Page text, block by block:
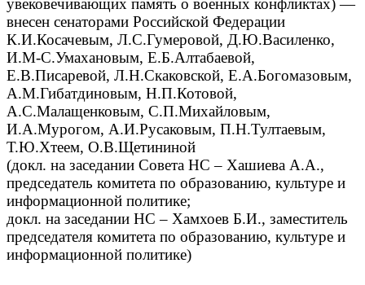
увековечивающих память о военных конфликтах) —
внесен сенаторами Российской Федерации
К.И.Косачевым, Л.С.Гумеровой, Д.Ю.Василенко,
И.М-С.Умахановым, Е.Б.Алтабаевой,
Е.В.Писаревой, Л.Н.Скаковской, Е.А.Богомазовым,
А.М.Гибатдиновым, Н.П.Котовой,
А.С.Малащенковым, С.П.Михайловым,
И.А.Мурогом, А.И.Русаковым, П.Н.Тултаевым,
Т.Ю.Хтеем, О.В.Щетининой
(докл. на заседании Совета НС – Хашиева А.А.,
председатель комитета по образованию, культуре и
информационной политике;
докл. на заседании НС – Хамхоев Б.И., заместитель
председателя комитета по образованию, культуре и
информационной политике)